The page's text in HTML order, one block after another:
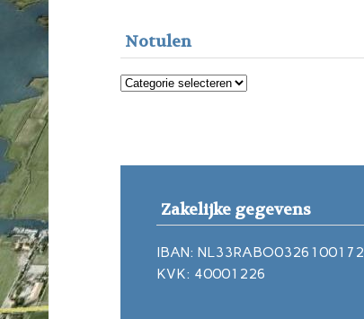
Notulen
Notulen
Zakelijke gegevens
IBAN: NL33RABO0326100172
KVK: 40001226